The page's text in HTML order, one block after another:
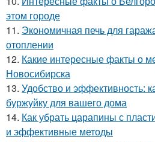
этом городе
11. Экономичная печь для
отоплении
12. Какие интересные факты о
Новосибирска
13. Удобство и эффективность:
буржуйку для вашего дома
14. Как убрать царапины с
и эффективные методы